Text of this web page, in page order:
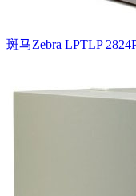
斑马Zebra LPTLP